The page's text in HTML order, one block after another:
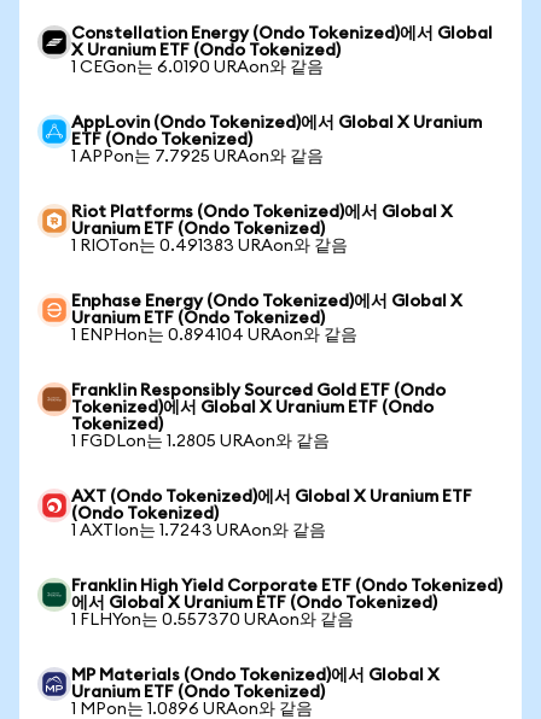
Constellation Energy (Ondo Tokenized)에서 Global
X Uranium ETF (Ondo Tokenized)
1 CEGon는 6.0190 URAon와 같음
AppLovin (Ondo Tokenized)에서 Global X Uranium
ETF (Ondo Tokenized)
1 APPon는 7.7925 URAon와 같음
Riot Platforms (Ondo Tokenized)에서 Global X
Uranium ETF (Ondo Tokenized)
1 RIOTon는 0.491383 URAon와 같음
Enphase Energy (Ondo Tokenized)에서 Global X
Uranium ETF (Ondo Tokenized)
1 ENPHon는 0.894104 URAon와 같음
Franklin Responsibly Sourced Gold ETF (Ondo
Tokenized)에서 Global X Uranium ETF (Ondo
Tokenized)
1 FGDLon는 1.2805 URAon와 같음
AXT (Ondo Tokenized)에서 Global X Uranium ETF
(Ondo Tokenized)
1 AXTIon는 1.7243 URAon와 같음
Franklin High Yield Corporate ETF (Ondo Tokenized)
에서 Global X Uranium ETF (Ondo Tokenized)
1 FLHYon는 0.557370 URAon와 같음
MP Materials (Ondo Tokenized)에서 Global X
Uranium ETF (Ondo Tokenized)
1 MPon는 1.0896 URAon와 같음